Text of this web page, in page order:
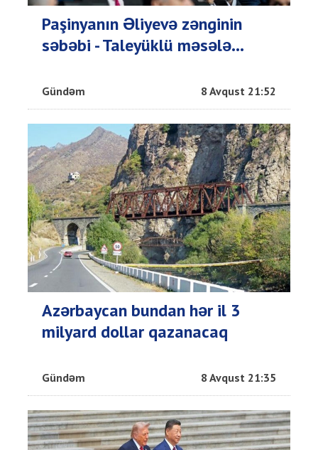
Paşinyanın Əliyevə zənginin
səbəbi - Taleyüklü məsələ...
Gündəm 8 Avqust 21:52
Azərbaycan bundan hər il 3
milyard dollar qazanacaq
Gündəm 8 Avqust 21:35